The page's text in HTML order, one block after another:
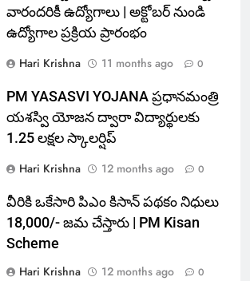
వారందరికీ ఉద్యోగాలు | అక్టోబర్ నుండి
ఉద్యోగాల ప్రక్రియ ప్రారంభం
Hari Krishna
11 months ago 0
PM YASASVI YOJANA ప్రధానమంత్రి
యశస్వి యోజన ద్వారా విద్యార్థులకు
1.25 లక్షల స్కాలర్షిప్
Hari Krishna
12 months ago 0
వీరికి ఒకేసారి పిఎం కిసాన్ పథకం నిధులు
18,000/- జమ చేస్తారు | PM Kisan
Scheme
Hari Krishna
12 months ago 0